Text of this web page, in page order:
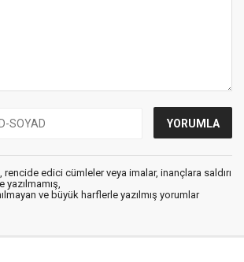
rencide edici cümleler veya imalar, inançlara saldırı
yazılmamış,
ve büyük harflerle yazılmış yorumlar